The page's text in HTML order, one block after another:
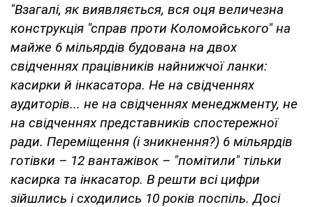
"Взагалі, як виявляється, вся оця величезна
конструкція "справ проти Коломойського" на
майже 6 мільярдів будована на двох
свідченнях працівників найнижчої ланки:
касирки й інкасатора. Не на свідченнях
аудиторів... не на свідченнях менеджменту, не
на свідченнях представників спостережної
ради. Переміщення (і зникнення?) 6 мільярдів
готівки – 12 вантажівок – "помітили" тільки
касирка та інкасатор. В решти всі цифри
зійшлись і сходились 10 років поспіль. Досі